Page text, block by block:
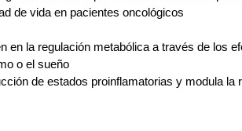
de vida en pacientes oncológicos
en la regulación metabólica a través de los
o el sueño
de estados proinflamatorias y modula la